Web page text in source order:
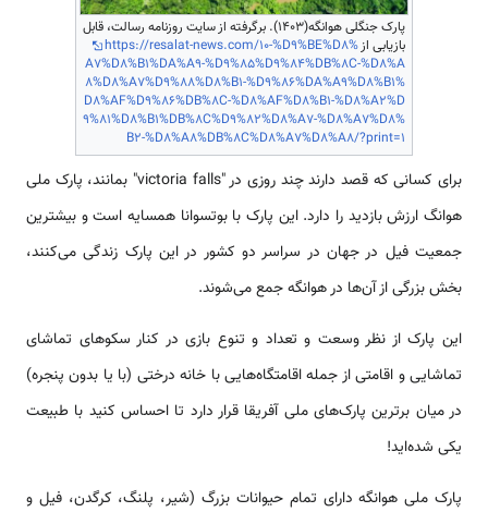
پارک جنگلی هوانگه(1403). برگرفته از سایت روزنامه رسالت، قابل
بازیابی ازhttps://resalat-news.com/10-%D9%BE%D8%
A7%D8%B1%DA%A9-%D9%85%D9%84%DB%8C-%D8%A
8%D8%A7%D9%88%D8%B1-%D9%86%DA%A9%D8%B1%
D8%AF%D9%86%DB%8C-%D8%AF%D8%B1-%D8%A2%D
9%81%D8%B1%DB%8C%D9%82%D8%A7-%D8%A7%D8%
B2-%D8%A8%DB%8C%D8%A7%D8%A8/?print=1
برای کسانی که قصد دارند چند روزی در "victoria falls" بمانند، پارک ملی
هوانگ ارزش بازدید را دارد. این پارک با بوتسوانا همسایه است و بیشترین
جمعیت فیل در جهان در سراسر دو کشور در این پارک زندگی می‌کنند،
بخش بزرگی از آن‌ها در هوانگه جمع می‌شوند.
این پارک از نظر وسعت و تعداد و تنوع بازی در کنار سکوهای تماشای
تماشایی و اقامتی از جمله اقامتگاه‌هایی با خانه درختی (با یا بدون پنجره)
در میان برترین پارک‌های ملی آفریقا قرار دارد تا احساس کنید با طبیعت
یکی شده‌اید!
پارک ملی هوانگه دارای تمام حیوانات بزرگ (شیر، پلنگ، کرگدن، فیل و